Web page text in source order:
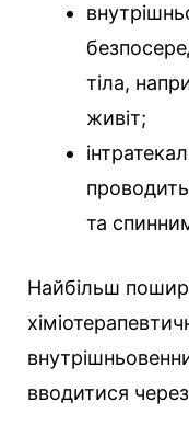
тіла,
живіт;
та
Найбільш
вводитися